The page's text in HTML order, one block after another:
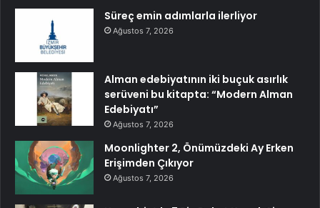
Süreç emin adımlarla ilerliyor
Ağustos 7, 2026
Alman edebiyatının iki buçuk asırlık
serüveni bu kitapta: “Modern Alman
Edebiyatı”
Ağustos 7, 2026
Moonlighter 2, Önümüzdeki Ay Erken
Erişimden Çıkıyor
Ağustos 7, 2026